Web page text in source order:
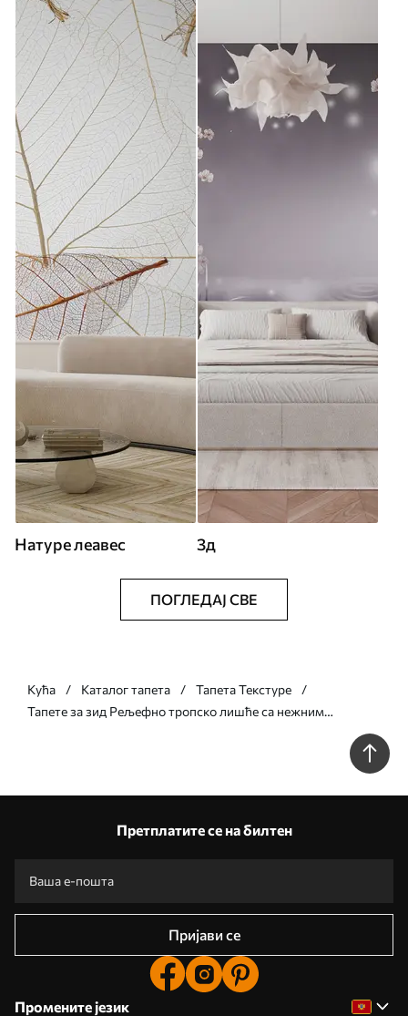
Натуре леавес 3д
ПОГЛЕДАЈ СВЕ
Кућа Каталог тапета
Тапета Текстуре
Тапете за зид Рељефно тропско лишће са нежним
Претплатите се на билтен
Пријави се
Промените језик